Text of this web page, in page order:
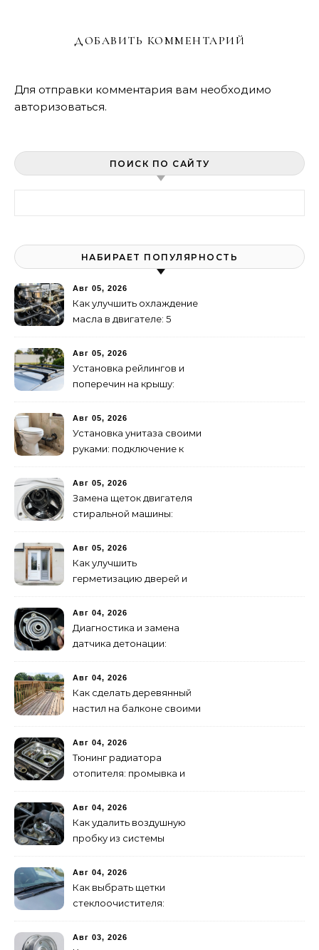
ДОБАВИТЬ КОММЕНТАРИЙ
Для отправки комментария вам необходимо
авторизоваться.
ПОИСК ПО САЙТУ
НАБИРАЕТ ПОПУЛЯРНОСТЬ
Авг 05, 2026
Как улучшить охлаждение
масла в двигателе: 5
Авг 05, 2026
Установка рейлингов и
поперечин на крышу:
Авг 05, 2026
Установка унитаза своими
руками: подключение к
Авг 05, 2026
Замена щеток двигателя
стиральной машины:
Авг 05, 2026
Как улучшить
герметизацию дверей и
способов
Авг 04, 2026
Диагностика и замена
датчика детонации:
Авг 04, 2026
Как сделать деревянный
настил на балконе своими
инструкция
Авг 04, 2026
Тюнинг радиатора
отопителя: промывка и
Авг 04, 2026
Как удалить воздушную
пробку из системы
Авг 04, 2026
Как выбрать щетки
стеклоочистителя:
гибридные
Авг 03, 2026